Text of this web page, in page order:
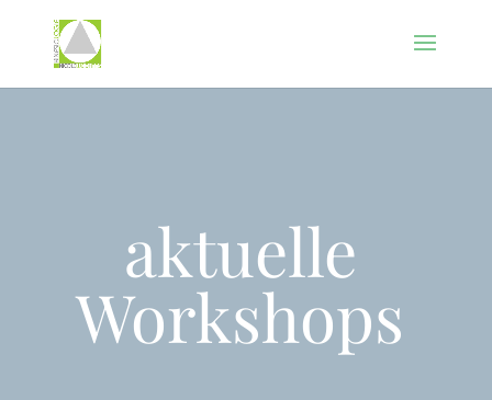
aktuelle
Workshops